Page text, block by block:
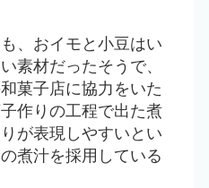
、おイモと小豆はい
素材だったそうで、
菓子店に協力をいた
作りの工程で出た煮
が表現しやすいとい
煮汁を採用している